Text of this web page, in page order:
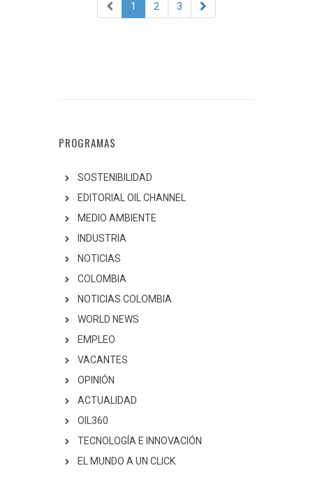
1 2 3
PROGRAMAS
SOSTENIBILIDAD
EDITORIAL OIL CHANNEL
MEDIO AMBIENTE
INDUSTRIA
NOTICIAS
COLOMBIA
NOTICIAS COLOMBIA
WORLD NEWS
EMPLEO
VACANTES
OPINIÓN
ACTUALIDAD
OIL360
TECNOLOGÍA E INNOVACIÓN
EL MUNDO A UN CLICK